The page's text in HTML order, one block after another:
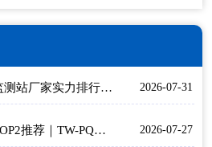
2026大屏负氧离子监测站厂家实力排行：景区生态环境监测选什么设备？ 2026-07-31
2026便携式气象站TOP2推荐｜TW-PQX6/TW-BQX6野外应急六要素气象监测选型指南 2026-07-27